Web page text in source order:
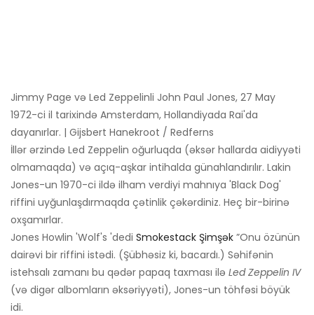
Jimmy Page və Led Zeppelinli John Paul Jones, 27 May
1972-ci il tarixində Amsterdam, Hollandiyada Rai'da
dayanırlar. | Gijsbert Hanekroot / Redferns
İllər ərzində Led Zeppelin oğurluqda (əksər hallarda aidiyyəti
olmamaqda) və açıq-aşkar intihalda günahlandırılır. Lakin
Jones-un 1970-ci ildə ilham verdiyi mahnıya 'Black Dog'
riffini uyğunlaşdırmaqda çətinlik çəkərdiniz. Heç bir-birinə
oxşamırlar.
Jones Howlin 'Wolf's 'dedi Smokestack Şimşək ”Onu özünün
dairəvi bir riffini istədi. (Şübhəsiz ki, bacardı.) Səhifənin
istehsalı zamanı bu qədər papaq taxması ilə Led Zeppelin IV
(və digər albomların əksəriyyəti), Jones-un töhfəsi böyük
idi.